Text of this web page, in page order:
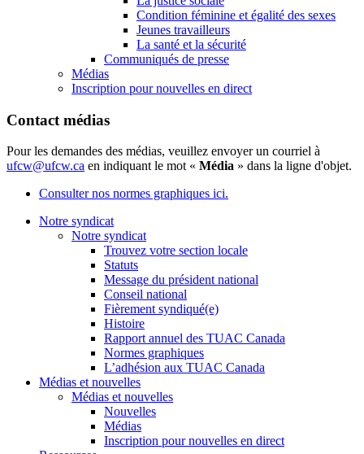
Condition féminine et égalité des sexes
Jeunes travailleurs
La santé et la sécurité
Communiqués de presse
Médias
Inscription pour nouvelles en direct
Contact médias
Pour les demandes des médias, veuillez envoyer un courriel à
ufcw@ufcw.ca en indiquant le mot « Média » dans la ligne d'objet.
Consulter nos normes graphiques ici.
Notre syndicat
Notre syndicat
Trouvez votre section locale
Statuts
Message du président national
Conseil national
Fièrement syndiqué(e)
Histoire
Rapport annuel des TUAC Canada
Normes graphiques
L’adhésion aux TUAC Canada
Médias et nouvelles
Médias et nouvelles
Nouvelles
Médias
Inscription pour nouvelles en direct